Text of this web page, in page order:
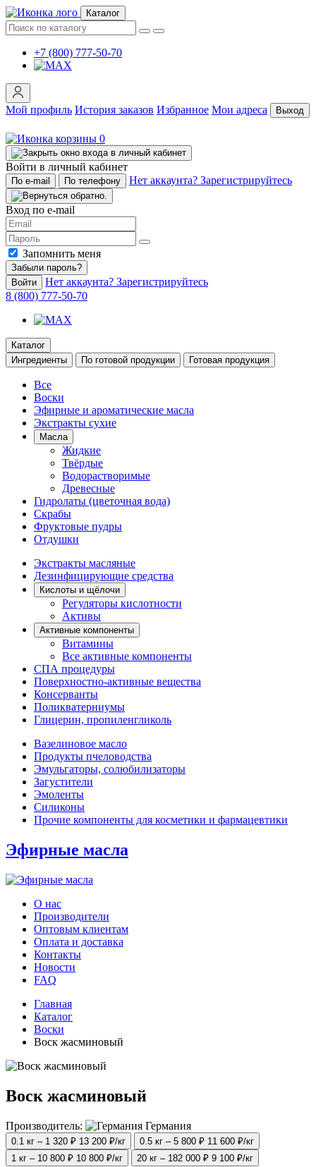
Каталог
+7 (800) 777-50-70
Мой профиль История заказов Избранное Мои адреса Выход
0
Войти в личный кабинет
По e-mail По телефону Нет аккаунта? Зарегистрируйтесь
Вход по e-mail
Запомнить меня
Забыли пароль?
Войти
Нет аккаунта? Зарегистрируйтесь
8 (800) 777-50-70
Каталог
Ингредиенты
По готовой продукции Готовая продукция
Все
Воски
Эфирные и ароматические масла
Экстракты сухие
Масла
Жидкие
Твёрдые
Водорастворимые
Древесные
Гидролаты (цветочная вода)
Скрабы
Фруктовые пудры
Отдушки
Экстракты масляные
Дезинфицирующие средства
Кислоты и щёлочи
Регуляторы кислотности
Активы
Активные компоненты
Витамины
Все активные компоненты
СПА процедуры
Поверхностно-активные вещества
Консерванты
Поликватерниумы
Глицерин, пропиленгликоль
Вазелиновое масло
Продукты пчеловодства
Эмульгаторы, солюбилизаторы
Загустители
Эмоленты
Силиконы
Прочие компоненты для косметики и фармацевтики
Эфирные масла
О нас
Производители
Оптовым клиентам
Оплата и доставка
Контакты
Новости
FAQ
Главная
Каталог
Воски
Воск жасминовый
Воск жасминовый
Производитель: Германия
0.1 кг – 1 320 ₽ 13 200 ₽/кг 0.5 кг – 5 800 ₽ 11 600 ₽/кг
1 кг – 10 800 ₽ 10 800 ₽/кг 20 кг – 182 000 ₽ 9 100 ₽/кг